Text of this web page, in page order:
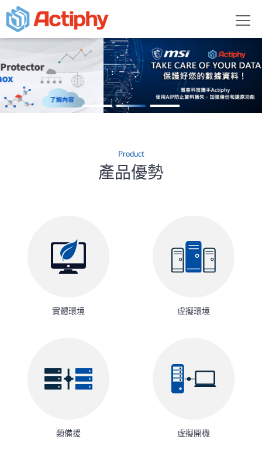
Product
產品優勢
實體環境 虛擬環境
類備援 虛擬開機